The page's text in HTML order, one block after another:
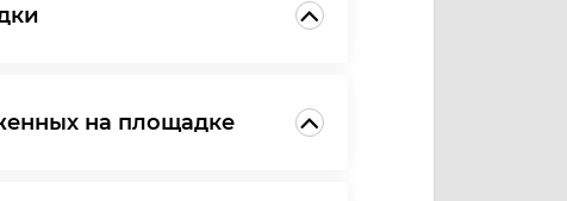
на площадке